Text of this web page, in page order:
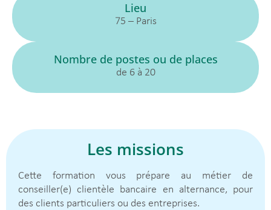
Lieu
75 – Paris
Nombre de postes ou de places
de 6 à 20
Les missions
Cette formation vous prépare au métier de
conseiller(e) clientèle bancaire en alternance, pour
des clients particuliers ou des entreprises.